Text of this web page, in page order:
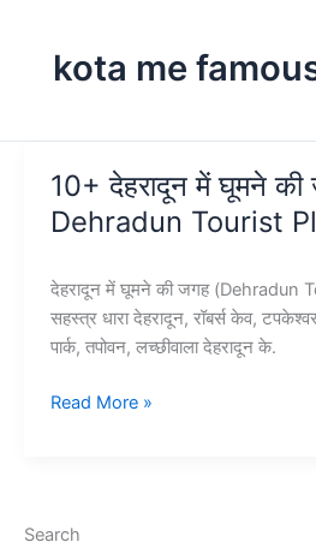
kota me
10+ देहरादून में घूमने
Dehradun Tourist
देहरादून में घूमने की जगह (Dehradun
सहस्त्र धारा देहरादून, रॉबर्स केव,
पार्क, तपोवन, लच्छीवाला देहरादून के.
10+
Read More »
Search